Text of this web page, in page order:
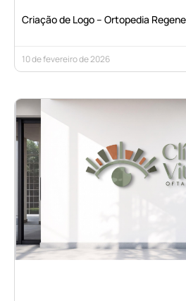
Criação de Logo – Ortopedia
10 de fevereiro de 2026